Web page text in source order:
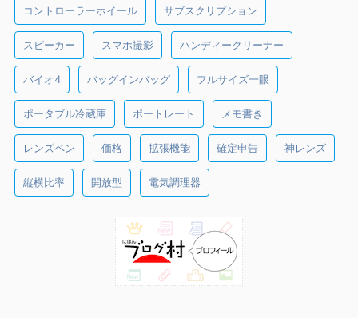
コントローラーホイール サブスクリプション
スピーカー スマホ撮影 ハンディークリーナー
バイオ4 バッグインバッグ フルサイズ一眼
ポータブル冷蔵庫 ポートレート メモ書き
レンズペン 価格 拡張機能 確定申告 神レンズ
縦横比率 開放型 電気調理器